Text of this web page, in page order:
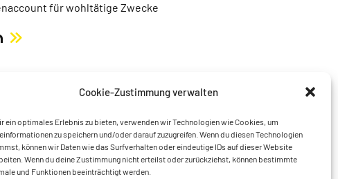
Cookie-Zustimmung verwalten
ein optimales Erlebnis zu bieten, verwenden wir Technologien wie Cookies, um
zu speichern und/oder darauf zuzugreifen. Wenn du diesen Technologien
können wir Daten wie das Surfverhalten oder eindeutige IDs auf dieser Website
Wenn du deine Zustimmung nicht erteilst oder zurückziehst, können bestimmte
und Funktionen beeinträchtigt werden.
für wohltätige Zwecke